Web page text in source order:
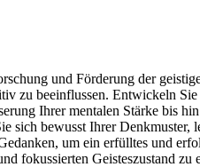
und Förderung der
zu beeinflussen. Entwickeln
Ihrer mentalen Stärke bis
bewusst Ihrer Denkmuster,
um ein erfülltes und
fokussierten Geisteszustand